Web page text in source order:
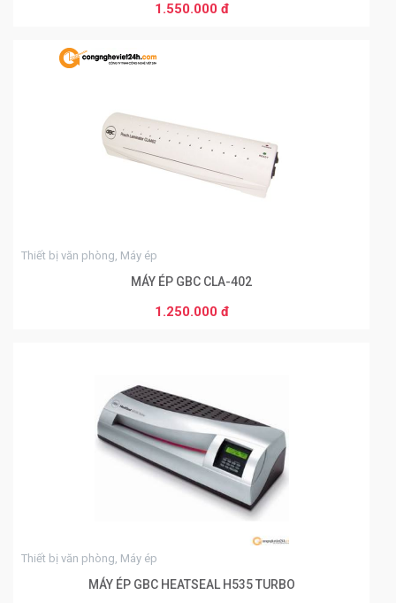
1.550.000 đ
THÊM VÀO GIỎ HÀNG
Thiết bị văn phòng, Máy ép
MÁY ÉP GBC CLA-402
1.250.000 đ
THÊM VÀO GIỎ HÀNG
Thiết bị văn phòng, Máy ép
MÁY ÉP GBC HEATSEAL H535 TURBO